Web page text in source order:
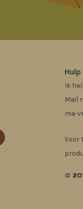
Ik
Mail
ma-
Voor
©